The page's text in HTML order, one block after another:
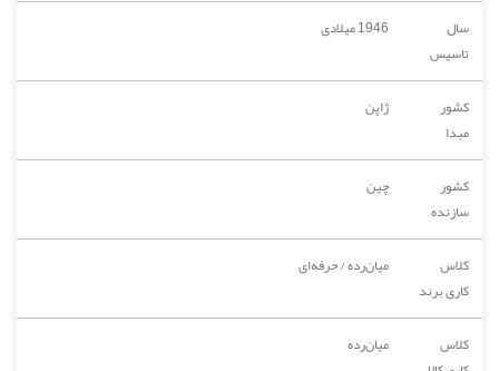
سال
تاسیس
1946 میلادی
کشور
مبدا
ژاپن
کشور
سازنده
چین
کلاس
کاری برند
میان‌رده / حرفه‌ای
کلاس
میان‌رده